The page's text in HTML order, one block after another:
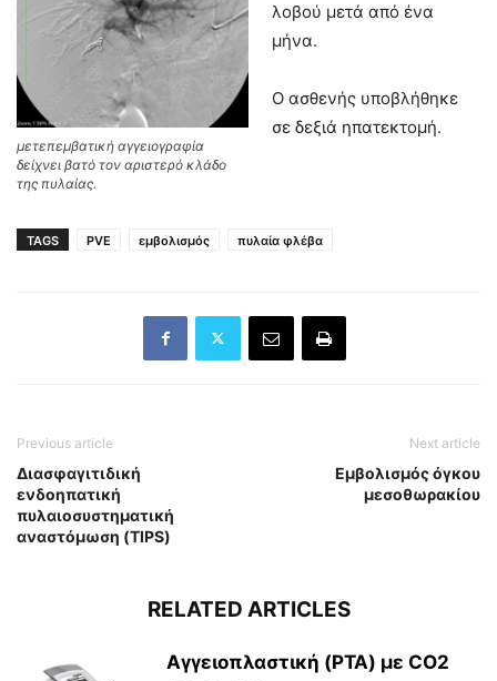
μετεπεμβατική αγγειογραφία
δείχνει βατό τον αριστερό κλάδο
της πυλαίας.
λοβού μετά από ένα
μήνα.
Ο ασθενής υποβλήθηκε
σε δεξιά ηπατεκτομή.
TAGS PVE εμβολισμός πυλαία φλέβα
Previous article
Διασφαγιτιδική
ενδοηπατική
πυλαιοσυστηματική
αναστόμωση (TIPS)
Next article
Εμβολισμός όγκου
μεσοθωρακίου
RELATED ARTICLES
Αγγειοπλαστική (PTA) με CO2